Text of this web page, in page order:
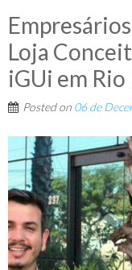
Loja
iGUi em
Posted on 06 de